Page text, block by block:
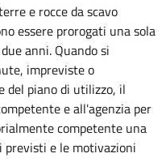
e rocce da scavo
essere prorogati una sola
anni. Quando si
impreviste o
del piano di utilizzo, il
e all'agenzia per
competente una
e le motivazioni